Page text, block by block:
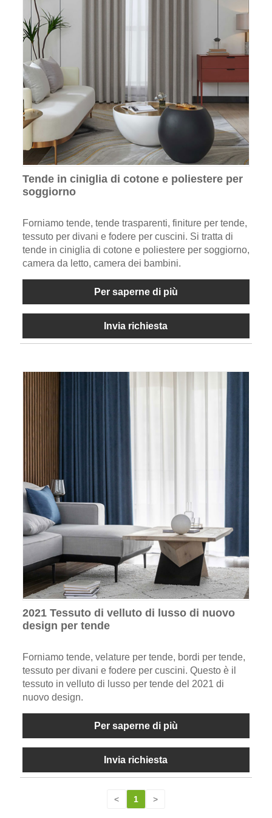
Tende in ciniglia di cotone e poliestere per
soggiorno
Forniamo tende, tende trasparenti, finiture per tende,
tessuto per divani e fodere per cuscini. Si tratta di
tende in ciniglia di cotone e poliestere per soggiorno,
camera da letto, camera dei bambini.
Per saperne di più
Invia richiesta
2021 Tessuto di velluto di lusso di nuovo
design per tende
Forniamo tende, velature per tende, bordi per tende,
tessuto per divani e fodere per cuscini. Questo è il
tessuto in velluto di lusso per tende del 2021 di
nuovo design.
Per saperne di più
Invia richiesta
< 1 >